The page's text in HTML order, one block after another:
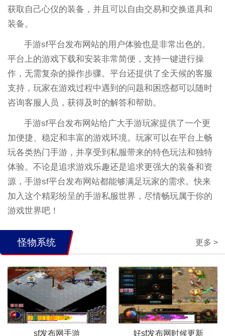
获取自己心仪的装备，并且可以自由交易和交换道具和
装备。
手游sf平台发布网站的用户体验也是非常出色的。
平台上的游戏下载和安装非常简便，支持一键进行操
作，无需复杂的操作步骤。平台还提供了全天候的客服
支持，玩家在游戏过程中遇到的问题和困惑都可以随时
咨询客服人员，获得及时的解答和帮助。
手游sf平台发布网站给广大手游玩家提供了一个更
加便捷、稳定和丰富的游戏环境。玩家可以在平台上畅
玩各类热门手游，并享受到私服带来的特色玩法和独特
体验。不论是追求游戏乐趣还是追求更强大的装备和资
源，手游sf平台发布网站都能够满足玩家的需求。快来
加入这个精彩纷呈的手游私服世界，尽情畅玩属于你的
游戏世界吧！
怪物系统 更多 >
sf发布网手游 好sf发布网时候更新